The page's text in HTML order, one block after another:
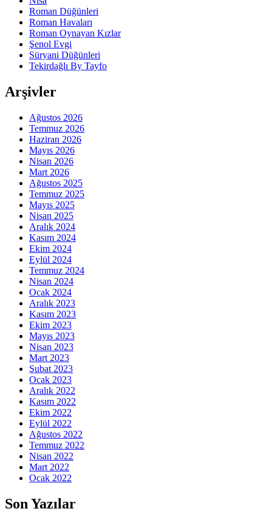
Roman Düğünleri
Roman Havaları
Roman Oynayan Kızlar
Şenol Evgi
Süryani Düğünleri
Tekirdağlı By Tayfo
Arşivler
Ağustos 2026
Temmuz 2026
Haziran 2026
Mayıs 2026
Nisan 2026
Mart 2026
Ağustos 2025
Temmuz 2025
Mayıs 2025
Nisan 2025
Aralık 2024
Kasım 2024
Ekim 2024
Eylül 2024
Temmuz 2024
Nisan 2024
Ocak 2024
Aralık 2023
Kasım 2023
Ekim 2023
Mayıs 2023
Nisan 2023
Mart 2023
Şubat 2023
Ocak 2023
Aralık 2022
Kasım 2022
Ekim 2022
Eylül 2022
Ağustos 2022
Temmuz 2022
Nisan 2022
Mart 2022
Ocak 2022
Son Yazılar